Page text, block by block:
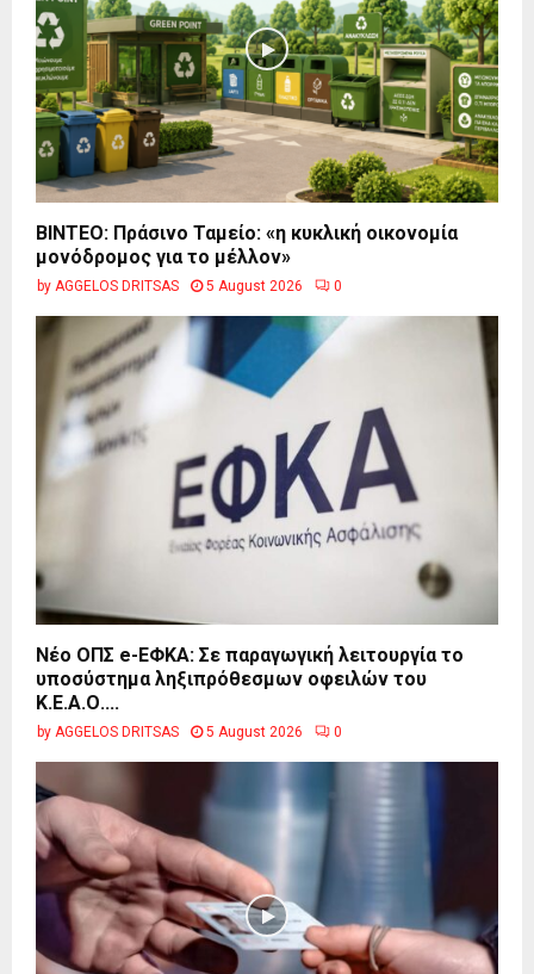
BINTEO: Πράσινο Ταμείο: «η κυκλική οικονομία
μονόδρομος για το μέλλον»
by AGGELOS DRITSAS 5 August 2026 0
Νέο ΟΠΣ e-ΕΦΚΑ: Σε παραγωγική λειτουργία το
υποσύστημα ληξιπρόθεσμων οφειλών του
Κ.Ε.Α.Ο....
by AGGELOS DRITSAS 5 August 2026 0